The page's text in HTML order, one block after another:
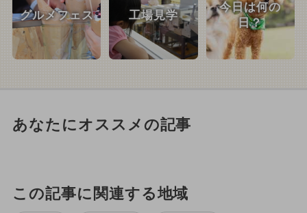
グルメフェス 工場見学
今日は何の
日？
あなたにオススメの記事
この記事に関連する地域